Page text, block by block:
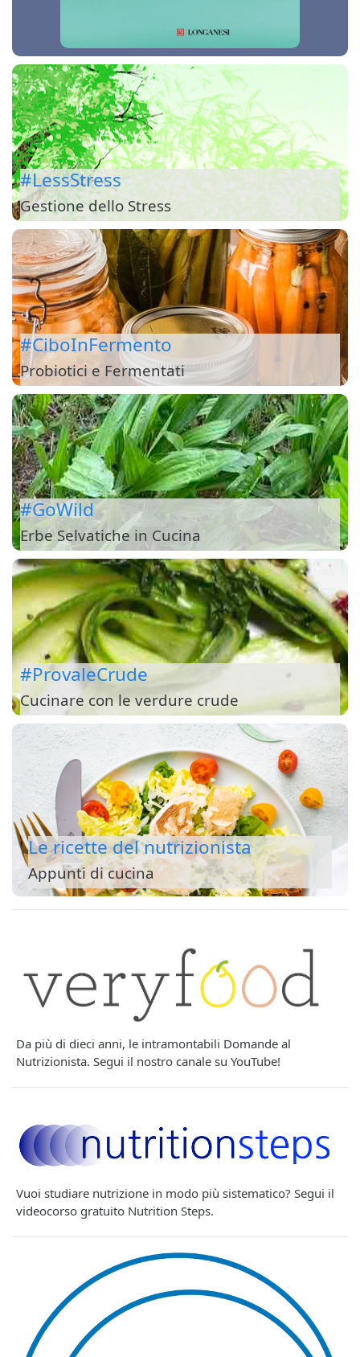
#LessStress
Gestione dello Stress
#CiboInFermento
Probiotici e Fermentati
#GoWild
Erbe Selvatiche in Cucina
#ProvaleCrude
Cucinare con le verdure crude
Le ricette del nutrizionista
Appunti di cucina
Da più di dieci anni, le intramontabili Domande al
Nutrizionista. Segui il nostro canale su YouTube!
Vuoi studiare nutrizione in modo più sistematico? Segui il
videocorso gratuito Nutrition Steps.